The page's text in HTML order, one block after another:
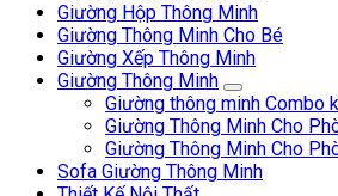
Giường Hộp Thông Minh
Giường Thông Minh Cho Bé
Giường Xếp Thông Minh
Giường Thông Minh
Giường thông minh Combo
Giường Thông Minh Cho
Giường Thông Minh Cho
Sofa Giường Thông Minh